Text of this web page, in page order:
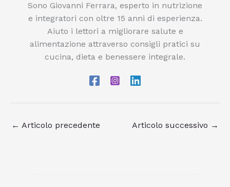
Sono Giovanni Ferrara, esperto in nutrizione
e integratori con oltre 15 anni di esperienza.
Aiuto i lettori a migliorare salute e
alimentazione attraverso consigli pratici su
cucina, dieta e benessere integrale.
← Articolo precedente Articolo successivo →